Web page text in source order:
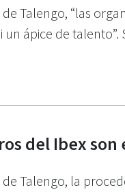
Talengo, “las
ápice de talento”.
del Ibex
Talengo, la